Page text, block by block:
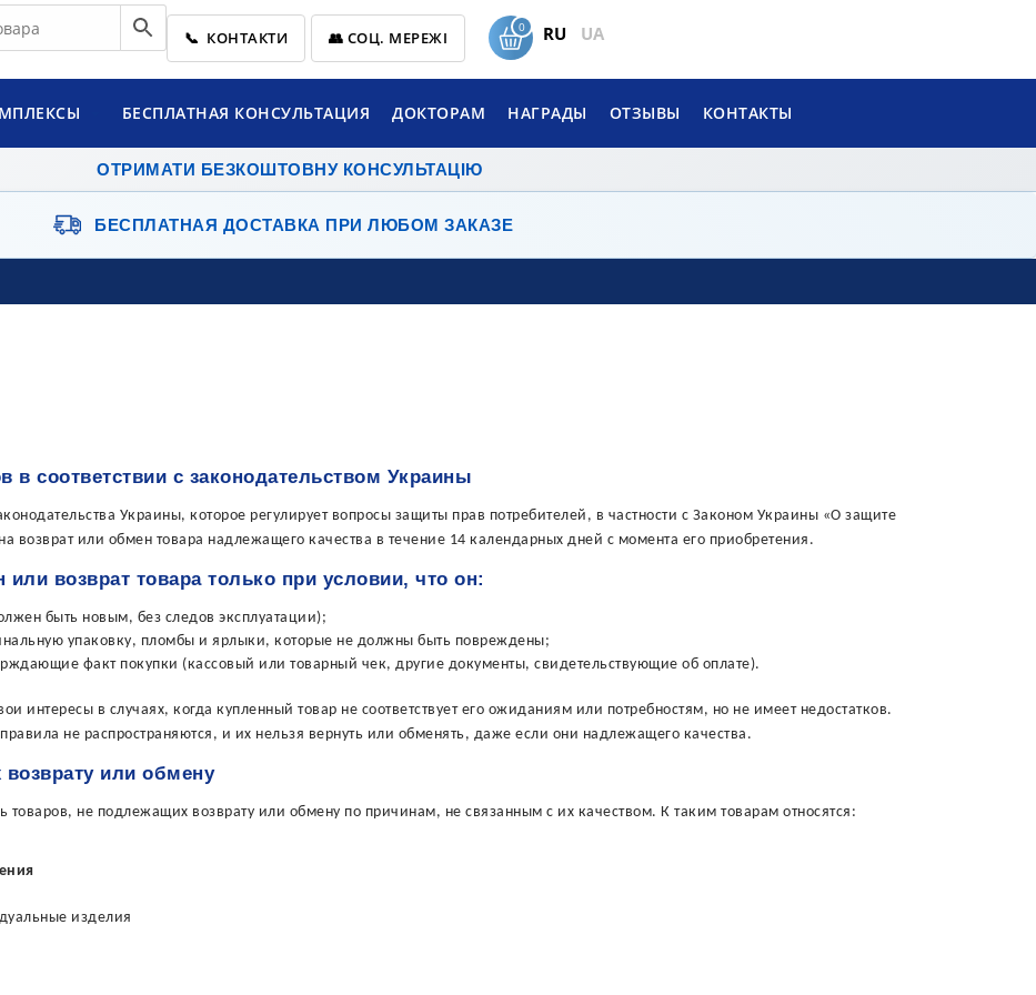
📞 КОНТАКТИ 👥 СОЦ. МЕРЕЖІ
0 RU UA
БЕСПЛАТНАЯ КОНСУЛЬТАЦИЯ ДОКТОРАМ НАГРАДЫ ОТЗЫВЫ КОНТАКТЫ
ОТРИМАТИ БЕЗКОШТОВНУ КОНСУЛЬТАЦІЮ
БЕСПЛАТНАЯ ДОСТАВКА ПРИ ЛЮБОМ ЗАКАЗЕ
в соответствии с законодательством Украины
Украины, которое регулирует вопросы защиты прав потребителей, в частности с Законом Украины «О защите
возврат или обмен товара надлежащего качества в течение 14 календарных дней с момента его приобретения.
возврат товара только при условии, что он:
быть новым, без следов эксплуатации);
упаковку, пломбы и ярлыки, которые не должны быть повреждены;
факт покупки (кассовый или товарный чек, другие документы, свидетельствующие об оплате).
интересы в случаях, когда купленный товар не соответствует его ожиданиям или потребностям, но не имеет недостатков.
не распространяются, и их нельзя вернуть или обменять, даже если они надлежащего качества.
или обмену
товаров, не подлежащих возврату или обмену по причинам, не связанным с их качеством. К таким товарам относятся:
изделия